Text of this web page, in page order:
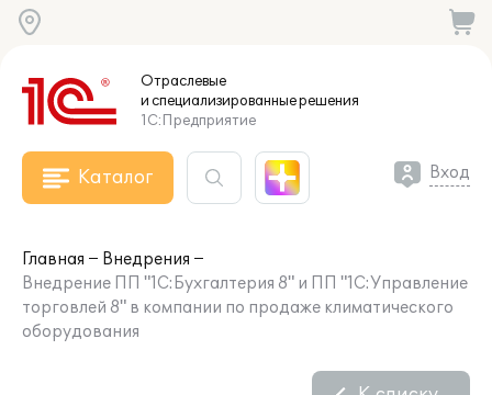
Отраслевые
и специализированныерешения
1С:Предприятие
Каталог Вход
Главная
Внедрения
Внедрение ПП "1С:Бухгалтерия 8" и ПП "1С:Управление
торговлей 8" в компании по продаже климатического
оборудования